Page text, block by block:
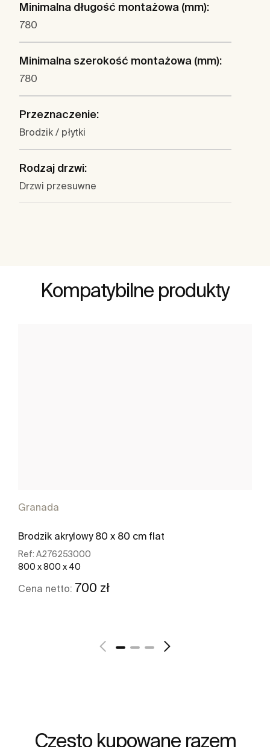
Minimalna długość montażowa (mm):
780
Minimalna szerokość montażowa (mm):
780
Przeznaczenie:
Brodzik / płytki
Rodzaj drzwi:
Drzwi przesuwne
Kompatybilne produkty
Granada
Brodzik akrylowy 80 x 80 cm flat
Ref: A276253000
800 x 800 x 40
Cena netto: 700 zł
Często kupowane razem